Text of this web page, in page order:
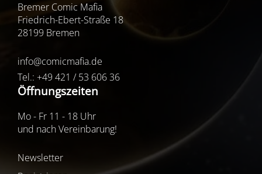
Bremer Comic Mafia
Friedrich-Ebert-Straße 18
28199 Bremen
info@comicmafia.de
Tel.: +49 421 / 53 606 36
Öffnungszeiten
Mo - Fr 11 - 18 Uhr
und nach Vereinbarung!
Newsletter